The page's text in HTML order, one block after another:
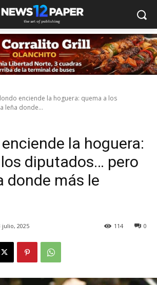
enciende la hoguera: quema a los
leña donde...
la hoguera:
diputados… pero
donde más le
julio, 2025 0
114